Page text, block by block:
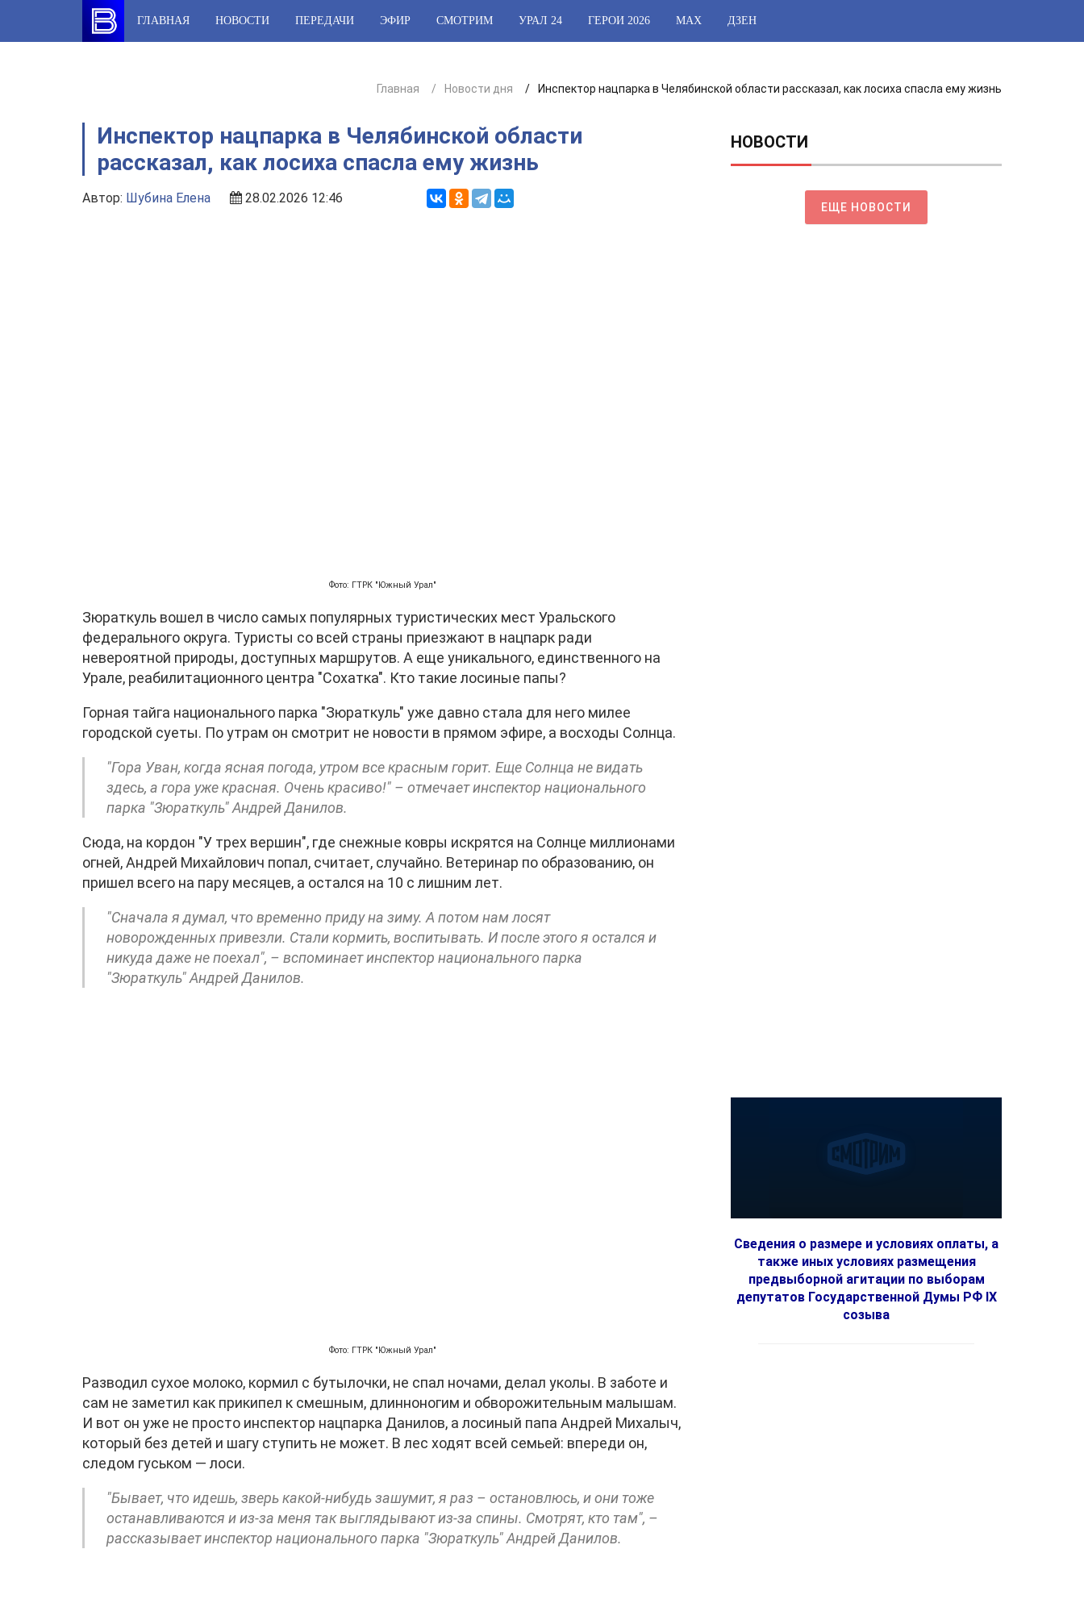
content
ГЛАВНАЯ НОВОСТИ ПЕРЕДАЧИ ЭФИР СМОТРИМ УРАЛ 24 ГЕРОИ 2026 МАХ ДЗЕН
Главная Новости дня Инспектор нацпарка в Челябинской области рассказал, как лосиха спасла ему жизнь
Инспектор нацпарка в Челябинской области
рассказал, как лосиха спасла ему жизнь
Автор: Шубина Елена 28.02.2026 12:46
Фото: ГТРК "Южный Урал"
Зюраткуль вошел в число самых популярных туристических мест Уральского
федерального округа. Туристы со всей страны приезжают в нацпарк ради
невероятной природы, доступных маршрутов. А еще уникального, единственного на
Урале, реабилитационного центра "Сохатка". Кто такие лосиные папы?
Горная тайга национального парка "Зюраткуль" уже давно стала для него милее
городской суеты. По утрам он смотрит не новости в прямом эфире, а восходы Солнца.
"Гора Уван, когда ясная погода, утром все красным горит. Еще Солнца не видать
здесь, а гора уже красная. Очень красиво!" – отмечает инспектор национального
парка "Зюраткуль" Андрей Данилов.
Сюда, на кордон "У трех вершин", где снежные ковры искрятся на Солнце миллионами
огней, Андрей Михайлович попал, считает, случайно. Ветеринар по образованию, он
пришел всего на пару месяцев, а остался на 10 с лишним лет.
"Сначала я думал, что временно приду на зиму. А потом нам лосят
новорожденных привезли. Стали кормить, воспитывать. И после этого я остался и
никуда даже не поехал", – вспоминает инспектор национального парка
"Зюраткуль" Андрей Данилов.
Фото: ГТРК "Южный Урал"
Разводил сухое молоко, кормил с бутылочки, не спал ночами, делал уколы. В заботе и
сам не заметил как прикипел к смешным, длинноногим и обворожительным малышам.
И вот он уже не просто инспектор нацпарка Данилов, а лосиный папа Андрей Михалыч,
который без детей и шагу ступить не может. В лес ходят всей семьей: впереди он,
следом гуськом — лоси.
"Бывает, что идешь, зверь какой-нибудь зашумит, я раз – остановлюсь, и они тоже
останавливаются и из-за меня так выглядывают из-за спины. Смотрят, кто там", –
рассказывает инспектор национального парка "Зюраткуль" Андрей Данилов.
НОВОСТИ
ЕЩЕ НОВОСТИ
Сведения о размере и условиях оплаты, а
также иных условиях размещения
предвыборной агитации по выборам
депутатов Государственной Думы РФ IX
созыва